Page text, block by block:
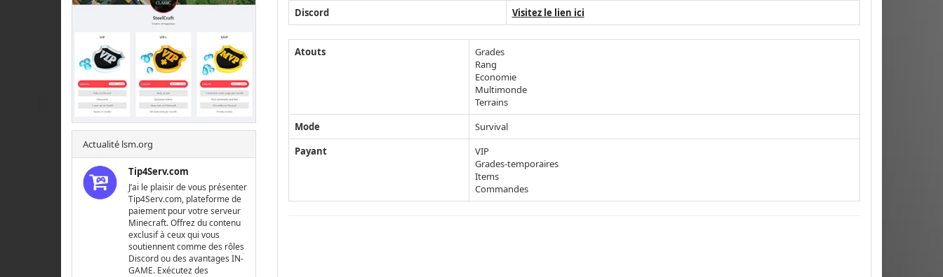
Actualité lsm.org
Tip4Serv.com
J’ai le plaisir de vous présenter
Tip4Serv.com, plateforme de
paiement pour votre serveur
Minecraft. Offrez du contenu
exclusif à ceux qui vous
soutiennent comme des rôles
Discord ou des avantages IN-
GAME. Exécutez des
Discord
Visitez le lien ici
Atouts
Grades
Rang
Economie
Multimonde
Terrains
Mode
Survival
Payant
VIP
Grades-temporaires
Items
Commandes